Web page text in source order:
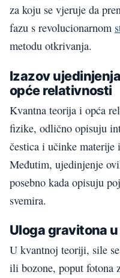
za koju se vjeruje da
fazu s revolucionarnom
metodu otkrivanja.
Izazov
opće relativnosti
Kvantna teorija i opća
fizike, odlično opisuju
čestica i učinke materije
Međutim, ujedinjenje
posebno kada opisuju
svemira.
Uloga gravitona
U kvantnoj teoriji, sile
ili bozone, poput fotona